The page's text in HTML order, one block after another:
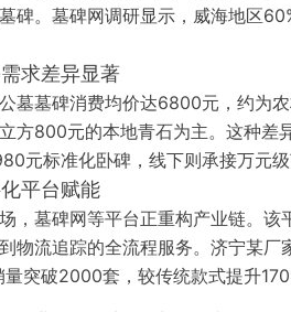
碑。墓碑网调研显示，威海地区
需求差异显著
墓墓碑消费均价达6800元，约为
方800元的本地青石为主。这种差
元标准化卧碑，线下则承接万元
平台赋能
，墓碑网等平台正重构产业链。
物流追踪的全流程服务。济宁某
突破2000套，较传统款式提升